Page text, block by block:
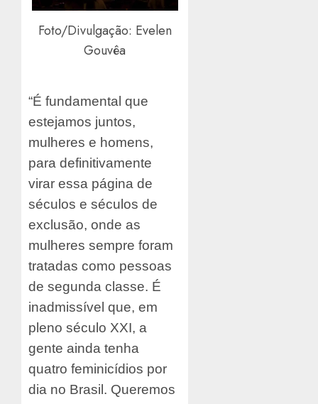
Foto/Divulgação: Evelen
Gouvêa
“É fundamental que
estejamos juntos,
mulheres e homens,
para definitivamente
virar essa página de
séculos e séculos de
exclusão, onde as
mulheres sempre foram
tratadas como pessoas
de segunda classe. É
inadmissível que, em
pleno século XXI, a
gente ainda tenha
quatro feminicídios por
dia no Brasil. Queremos